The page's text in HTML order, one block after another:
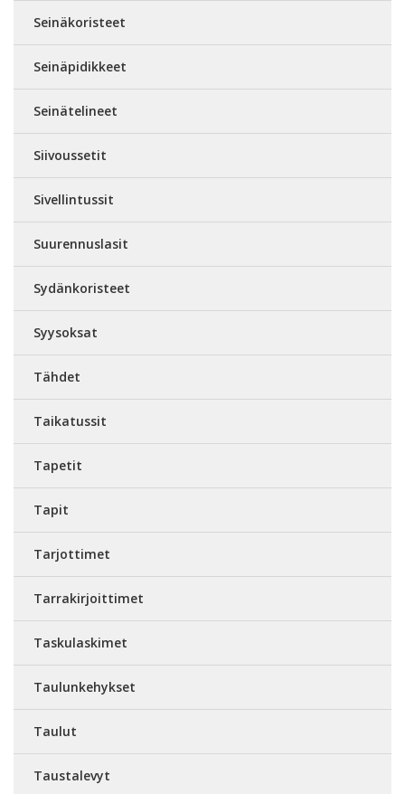
Seinäkoristeet
Seinäpidikkeet
Seinätelineet
Siivoussetit
Sivellintussit
Suurennuslasit
Sydänkoristeet
Syysoksat
Tähdet
Taikatussit
Tapetit
Tapit
Tarjottimet
Tarrakirjoittimet
Taskulaskimet
Taulunkehykset
Taulut
Taustalevyt